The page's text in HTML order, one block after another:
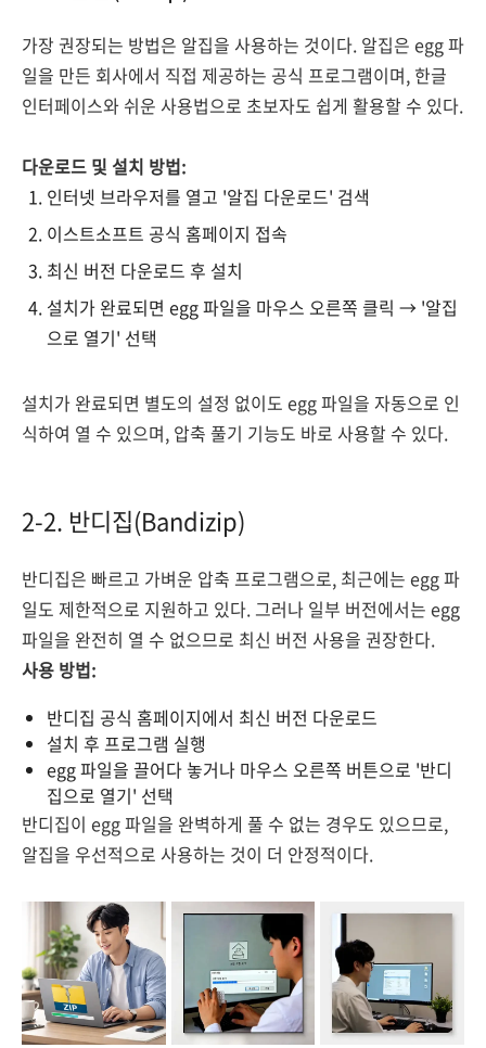
가장 권장되는 방법은 알집을 사용하는 것이다. 알집은 egg 파
일을 만든 회사에서 직접 제공하는 공식 프로그램이며, 한글
인터페이스와 쉬운 사용법으로 초보자도 쉽게 활용할 수 있다.
다운로드 및 설치 방법:
인터넷 브라우저를 열고 '알집 다운로드' 검색
이스트소프트 공식 홈페이지 접속
최신 버전 다운로드 후 설치
설치가 완료되면 egg 파일을 마우스 오른쪽 클릭 → '알집
으로 열기' 선택
설치가 완료되면 별도의 설정 없이도 egg 파일을 자동으로 인
식하여 열 수 있으며, 압축 풀기 기능도 바로 사용할 수 있다.
2-2. 반디집(Bandizip)
반디집은 빠르고 가벼운 압축 프로그램으로, 최근에는 egg 파
일도 제한적으로 지원하고 있다. 그러나 일부 버전에서는 egg
파일을 완전히 열 수 없으므로 최신 버전 사용을 권장한다.
사용 방법:
반디집 공식 홈페이지에서 최신 버전 다운로드
설치 후 프로그램 실행
egg 파일을 끌어다 놓거나 마우스 오른쪽 버튼으로 '반디
집으로 열기' 선택
반디집이 egg 파일을 완벽하게 풀 수 없는 경우도 있으므로,
알집을 우선적으로 사용하는 것이 더 안정적이다.